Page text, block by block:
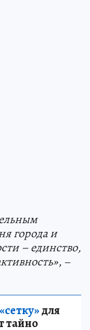
города и
– единство,
, –
для
тайно